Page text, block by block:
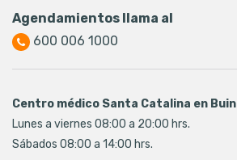
Agendamientos llama al
600 006 1000
Centro médico Santa Catalina en Buin
Lunes a viernes 08:00 a 20:00 hrs.
Sábados 08:00 a 14:00 hrs.